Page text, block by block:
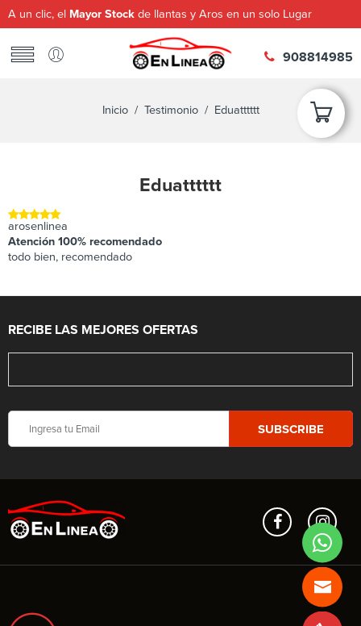
A un clic, el Mayor Stock de llantas y Aros en un solo Lugar
908814985
Inicio/ Testimonio/ Eduatttttt
Eduatttttt
arosenlinea
Atención 100% recomendado
todo bien, recomendado
RECIBE LAS MEJORES OFERTAS